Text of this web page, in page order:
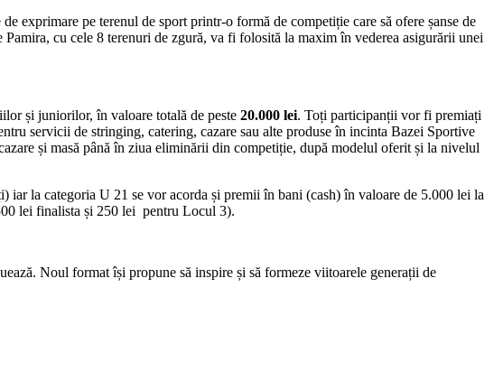
exprimare pe terenul de sport printr-o formă de competiție care să ofere șanse de
cu cele 8 terenuri de zgură, va fi folosită la maxim în vederea asigurării unei
și juniorilor, în valoare totală de peste 20.000 lei. Toți participanții vor fi premiați
servicii de stringing, catering, cazare sau alte produse în incinta Bazei Sportive
și masă până în ziua eliminării din competiție, după modelul oferit și la nivelul
la categoria U 21 se vor acorda și premii în bani (cash) în valoare de 5.000 lei la
lei finalista și 250 lei pentru Locul 3).
Noul format își propune să inspire și să formeze viitoarele generații de